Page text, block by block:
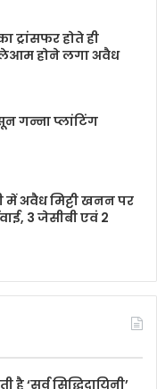
ट्रांसफर होते ही
होने लगा अवैध
गन्ना प्लांटिंग
में अवैध मिट्टी खनन पर
3 जेसीबी एवं 2
‘सर्व सिद्धिदायिनी’